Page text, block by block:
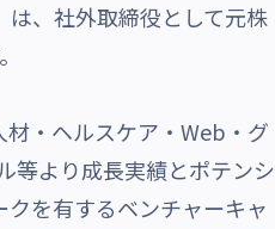
、社外取締役として元株
・ヘルスケア・Web・グ
等より成長実績とポテンシ
を有するベンチャーキャ